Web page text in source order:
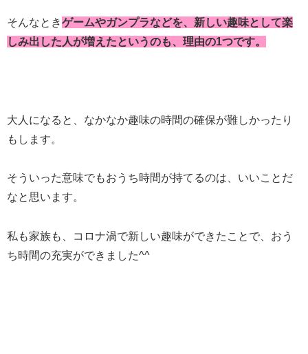
そんなときゲームやガンプラなどを、新しい趣味として楽
しみ出した人が増えたというのも、理由の1つです。
大人になると、なかなか趣味の時間の確保が難しかったり
もします。
そういった意味でもおうち時間が持てるのは、いいことだ
なと思います。
私も家族も、コロナ渦で新しい趣味ができたことで、おう
ち時間の充実ができました^^